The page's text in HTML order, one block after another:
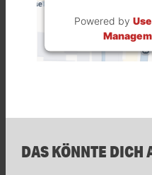
Powered by
DAS KÖNNTE DICH